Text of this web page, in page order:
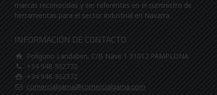
marcas reconocidas y ser referentes en el suministro de
herramientas para el sector industrial en Navarra.
INFORMACIÓN DE CONTACTO
Poligono Landaben, C/B Nave 1 31012 PAMPLONA
+34 948 302772
+34 948 302372
comercialgama@comercialgama.com